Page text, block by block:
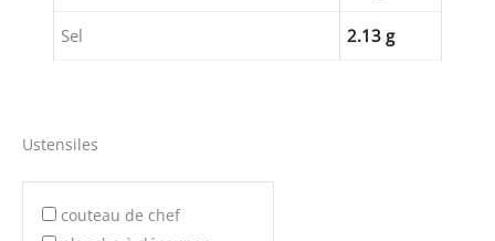
Sel 2.13 g
Ustensiles
couteau de chef